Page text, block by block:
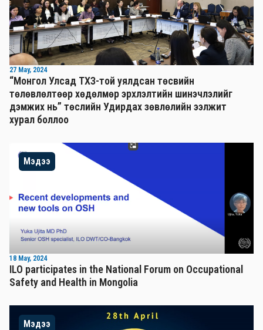
27 May, 2024
“Монгол Улсад ТХЗ-той уялдсан төсвийн
төлөвлөлтөөр хөдөлмөр эрхлэлтийн шинэчлэлийг
дэмжих нь” төслийн Удирдах зөвлөлийн ээлжит
хурал боллоо
Мэдээ
18 May, 2024
ILO participates in the National Forum on Occupational
Safety and Health in Mongolia
Мэдээ